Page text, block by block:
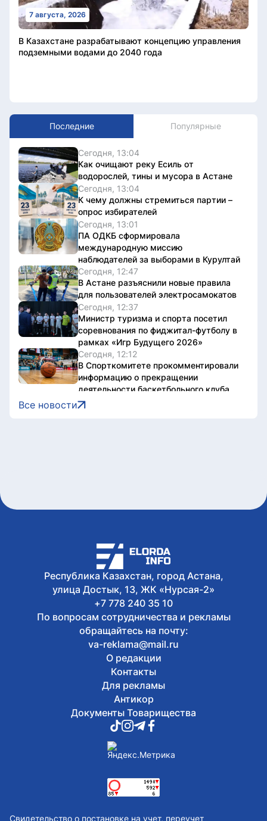
7 августа, 2026
В Казахстане разрабатывают концепцию управления
подземными водами до 2040 года
Последние Популярные
Сегодня, 13:04
Как очищают реку Есиль от
водорослей, тины и мусора в Астане
Сегодня, 13:04
К чему должны стремиться партии –
опрос избирателей
Сегодня, 13:01
ПА ОДКБ сформировала
международную миссию
наблюдателей за выборами в Курултай
Сегодня, 12:47
В Астане разъяснили новые правила
для пользователей электросамокатов
Сегодня, 12:37
Министр туризма и спорта посетил
соревнования по фиджитал-футболу в
рамках «Игр Будущего 2026»
Сегодня, 12:12
В Спорткомитете прокомментировали
информацию о прекращении
деятельности баскетбольного клуба
«Астана»
схеме мошенников с
Необычная акция прошла на Comic Con
Astana
Все новости
Республика Казахстан, город Астана,
улица Достык, 13, ЖК «Нурсая-2»
+7 778 240 35 10
По вопросам сотрудничества и рекламы
обращайтесь на почту:
va-reklama@mail.ru
О редакции
Контакты
Для рекламы
Антикор
Документы Товарищества
Свидетельство о постановке на учет, переучет